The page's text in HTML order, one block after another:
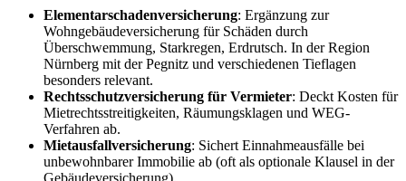
Elementarschadenversicherung: Ergänzung zur
Wohngebäudeversicherung für Schäden durch
Überschwemmung, Starkregen, Erdrutsch. In der Region
Nürnberg mit der Pegnitz und verschiedenen Tieflagen
besonders relevant.
Rechtsschutzversicherung für Vermieter: Deckt Kosten für
Mietrechtsstreitigkeiten, Räumungsklagen und WEG-
Verfahren ab.
Mietausfallversicherung: Sichert Einnahmeausfälle bei
unbewohnbarer Immobilie ab (oft als optionale Klausel in der